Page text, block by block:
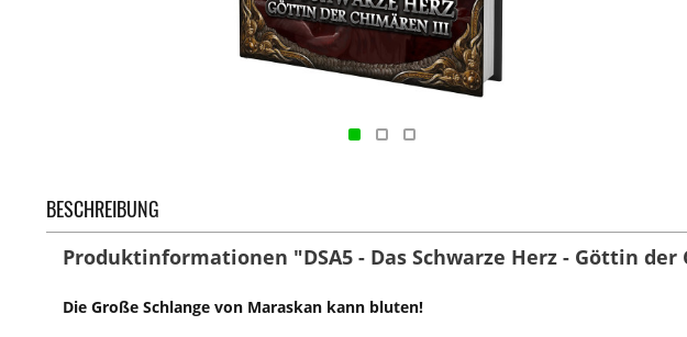
BESCHREIBUNG
Produktinformationen "DSA5 - Das Schwarze Herz - Göttin
Die Große Schlange von Maraskan kann bluten!